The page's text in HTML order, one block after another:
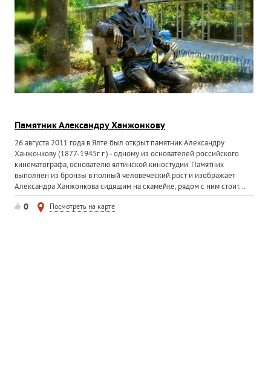
Памятник Александру Ханжонкову
26 августа 2011 года в Ялте был открыт памятник Александру
Ханжонкову (1877-1945г.г.) - одному из основателей российского
кинематографа, основателю ялтинской киностудии. Памятник
выполнен из бронзы в полный человеческий рост и изображает
Александра Ханжонкова сидящим на скамейке, рядом с ним стоит...
0 Посмотреть на карте